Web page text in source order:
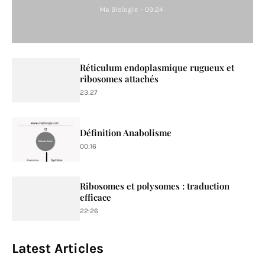
Ma Biologie - 09:24
Réticulum endoplasmique rugueux et
ribosomes attachés
23:27
Définition Anabolisme
00:16
Ribosomes et polysomes : traduction
efficace
22:26
Latest Articles